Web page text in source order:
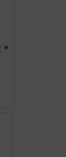
*